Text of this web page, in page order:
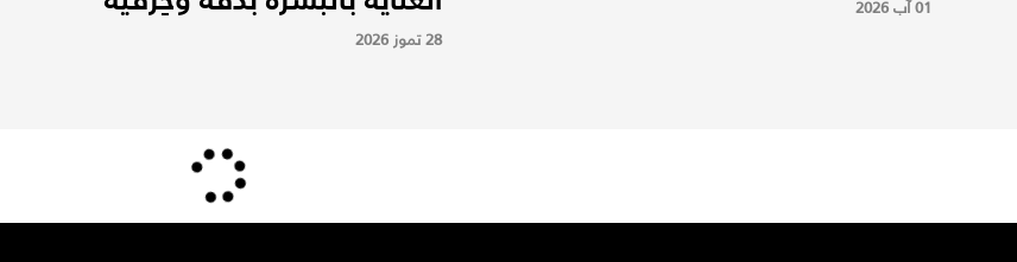
01 آب 2026
28 تموز 2026